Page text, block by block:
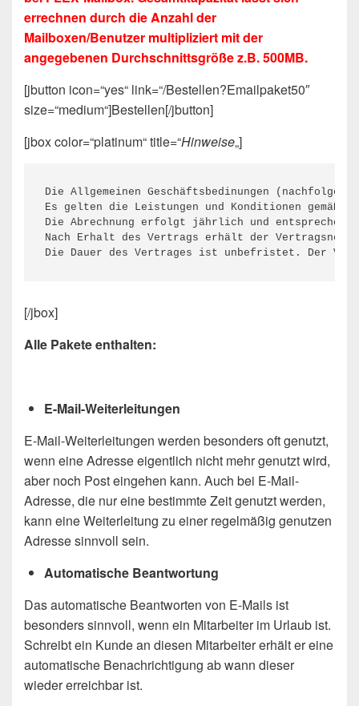
errechnen durch die Anzahl der
Mailboxen/Benutzer multipliziert mit der
angegebenen Durchschnittsgröße z.B. 500MB.
[jbutton icon=“yes“ link=“/Bestellen?Emailpaket50″
size=“medium“]Bestellen[/jbutton]
[jbox color=“platinum“ title=“Hinweise„]
Die Allgemeinen Geschäftsbedinungen
Es gelten die Leistungen und Konditionen gemäß
Die Abrechnung erfolgt jährlich und
Nach Erhalt des Vertrags erhält der
Die Dauer des Vertrages ist unbefristet. Der
[/jbox]
Alle Pakete enthalten:
E-Mail-Weiterleitungen
E-Mail-Weiterleitungen werden besonders oft genutzt,
wenn eine Adresse eigentlich nicht mehr genutzt wird,
aber noch Post eingehen kann. Auch bei E-Mail-
Adresse, die nur eine bestimmte Zeit genutzt werden,
kann eine Weiterleitung zu einer regelmäßig genutzen
Adresse sinnvoll sein.
Automatische Beantwortung
Das automatische Beantworten von E-Mails ist
besonders sinnvoll, wenn ein Mitarbeiter im Urlaub ist.
Schreibt ein Kunde an diesen Mitarbeiter erhält er eine
automatische Benachrichtigung ab wann dieser
wieder erreichbar ist.